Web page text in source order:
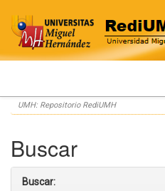
Skip
navigation
UMH: Repositorio RediUMH
Buscar
Buscar: